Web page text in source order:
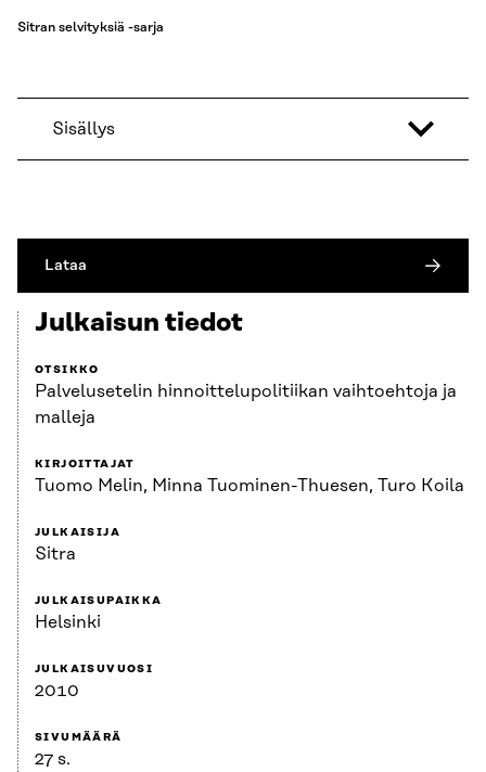
Sitran selvityksiä -sarja
Sisällys
Lataa
Julkaisun tiedot
OTSIKKO
Palvelusetelin hinnoittelupolitiikan vaihtoehtoja ja
malleja
KIRJOITTAJAT
Tuomo Melin, Minna Tuominen-Thuesen, Turo Koila
JULKAISIJA
Sitra
JULKAISUPAIKKA
Helsinki
JULKAISUVUOSI
2010
SIVUMÄÄRÄ
27 s.